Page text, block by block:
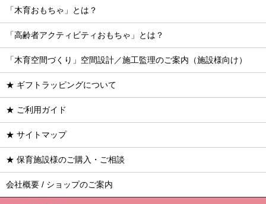
「木育おもちゃ」とは？
「高齢者アクティビティおもちゃ」とは？
「木育空間づくり」空間設計／施工監理のご案内（施設様向け）
★ ギフトラッピングについて
★ ご利用ガイド
★ サイトマップ
★ 保育施設様のご購入・ご相談
会社概要 / ショップのご案内